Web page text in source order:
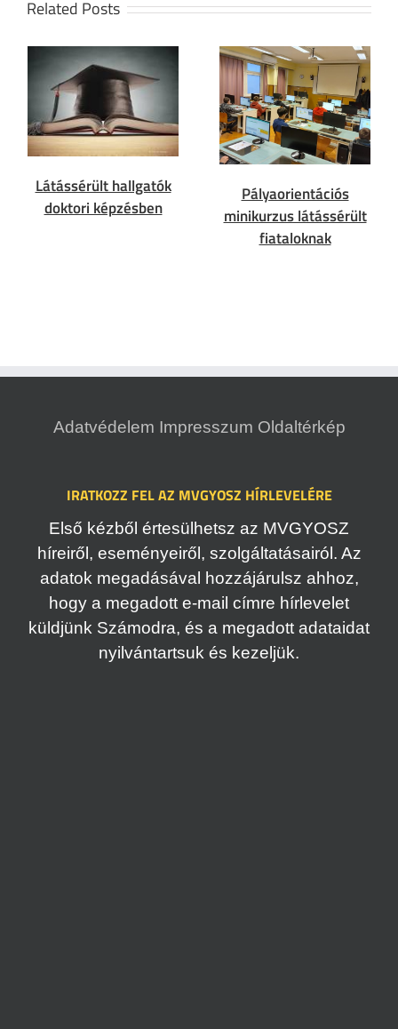
Related Posts
Látássérült hallgatók
doktori képzésben
Pályaorientációs
minikurzus látássérült
fiataloknak
Adatvédelem Impresszum Oldaltérkép
IRATKOZZ FEL AZ MVGYOSZ HÍRLEVELÉRE
Első kézből értesülhetsz az MVGYOSZ
híreiről, eseményeiről, szolgáltatásairól. Az
adatok megadásával hozzájárulsz ahhoz,
hogy a megadott e-mail címre hírlevelet
küldjünk Számodra, és a megadott adataidat
nyilvántartsuk és kezeljük.